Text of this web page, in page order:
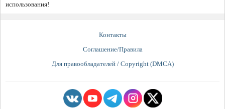
использования!
Контакты
Соглашение/Правила
Для правообладателей / Copyright (DMCA)